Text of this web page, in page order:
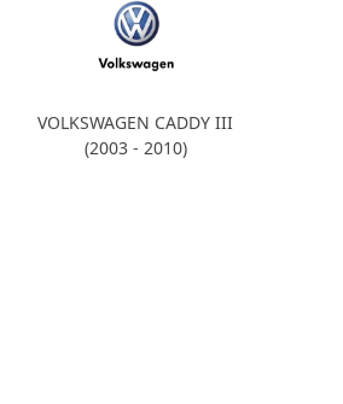
VOLKSWAGEN CADDY III
(2003 - 2010)